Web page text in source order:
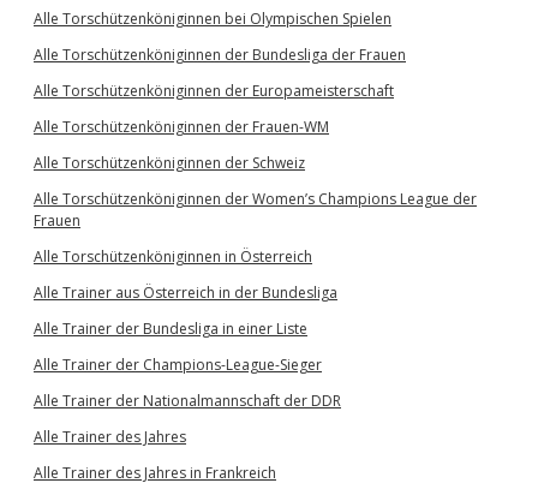
Alle Torschützenköniginnen bei Olympischen Spielen
Alle Torschützenköniginnen der Bundesliga der Frauen
Alle Torschützenköniginnen der Europameisterschaft
Alle Torschützenköniginnen der Frauen-WM
Alle Torschützenköniginnen der Schweiz
Alle Torschützenköniginnen der Women’s Champions League der
Frauen
Alle Torschützenköniginnen in Österreich
Alle Trainer aus Österreich in der Bundesliga
Alle Trainer der Bundesliga in einer Liste
Alle Trainer der Champions-League-Sieger
Alle Trainer der Nationalmannschaft der DDR
Alle Trainer des Jahres
Alle Trainer des Jahres in Frankreich